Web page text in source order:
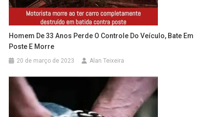
Homem De 33 Anos Perde O Controle Do Veículo, Bate Em
Poste E Morre
20 de março de 2023 Alan Teixeira